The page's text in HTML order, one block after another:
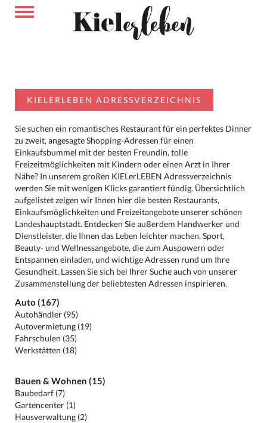
KIELERLEBEN ADRESSVERZEICHNIS
Sie suchen ein romantisches Restaurant für ein perfektes Dinner
zu zweit, angesagte Shopping-Adressen für einen
Einkaufsbummel mit der besten Freundin, tolle
Freizeitmöglichkeiten mit Kindern oder einen Arzt in Ihrer
Nähe? In unserem großen KIELerLEBEN Adressverzeichnis
werden Sie mit wenigen Klicks garantiert fündig. Übersichtlich
aufgelistet zeigen wir Ihnen hier die besten Restaurants,
Einkaufsmöglichkeiten und Freizeitangebote unserer schönen
Landeshauptstadt. Entdecken Sie außerdem Handwerker und
Dienstleister, die Ihnen das Leben leichter machen, Sport,
Beauty- und Wellnessangebote, die zum Auspowern oder
Entspannen einladen, und wichtige Adressen rund um Ihre
Gesundheit. Lassen Sie sich bei Ihrer Suche auch von unserer
Zusammenstellung der beliebtesten Adressen inspirieren.
Auto (167)
Autohändler (95)
Autovermietung (19)
Fahrschulen (35)
Werkstätten (18)
Bauen & Wohnen (15)
Baubedarf (7)
Gartencenter (1)
Hausverwaltung (2)